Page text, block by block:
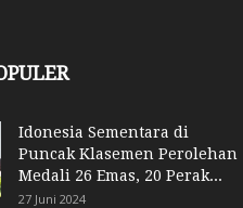
Idonesia Sementara di
Puncak Klasemen Perolehan
Medali 26 Emas, 20 Perak...
27 Juni 2024